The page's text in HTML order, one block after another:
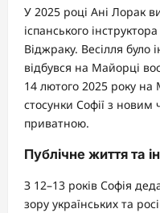
У 2025 році Ані Лорак
іспанського
Віджраку. Весілля
відбувся на Майорці
14 лютого 2025 року на
стосунки Софії з новим
приватною.
Публічне життя та
З 12–13 років Софія
зору українських та